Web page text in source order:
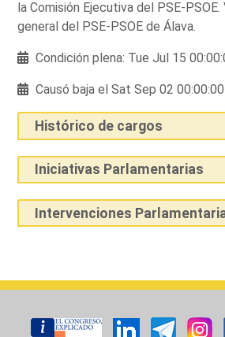
la Comisión Ejecutiva del PSE-
general del PSE-PSOE de Álava.
Condición plena: Tue Jul 15
Causó baja el Sat Sep 02
Histórico de cargos
Iniciativas Parlamentarias
Intervenciones